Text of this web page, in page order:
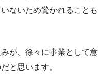
ないため驚かれることも
が、徐々に事業として意
と思います。